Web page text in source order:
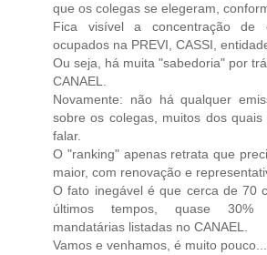
que os colegas se elegeram,
Fica visível a concentração de
ocupados na PREVI, CASSI,
Ou seja, há muita "sabedoria" por
CANAEL.
Novamente: não há qualquer
sobre os colegas, muitos dos
falar.
O "ranking" apenas retrata que
maior, com renovação e
O fato inegável é que cerca de 70
últimos tempos, quase 30%
mandatárias listadas no CANAEL.
Vamos e venhamos, é muito pouco...